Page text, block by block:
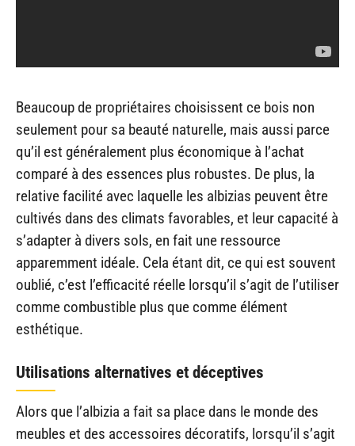
Beaucoup de propriétaires choisissent ce bois non
seulement pour sa beauté naturelle, mais aussi parce
qu’il est généralement plus économique à l’achat
comparé à des essences plus robustes. De plus, la
relative facilité avec laquelle les albizias peuvent être
cultivés dans des climats favorables, et leur capacité à
s’adapter à divers sols, en fait une ressource
apparemment idéale. Cela étant dit, ce qui est souvent
oublié, c’est l’efficacité réelle lorsqu’il s’agit de l’utiliser
comme combustible plus que comme élément
esthétique.
Utilisations alternatives et déceptives
Alors que l’albizia a fait sa place dans le monde des
meubles et des accessoires décoratifs, lorsqu’il s’agit